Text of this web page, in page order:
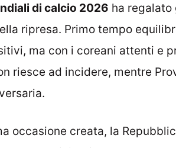
di calcio 2026 ha regalato
ripresa. Primo tempo
ma con i coreani attenti e
riesce ad incidere, mentre
occasione creata, la